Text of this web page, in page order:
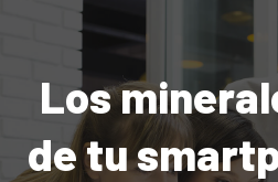
Los
de tu